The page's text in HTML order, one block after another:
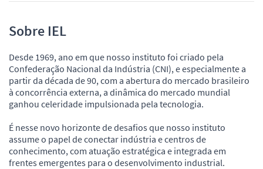
Sobre IEL
Desde 1969, ano em que nosso instituto foi criado pela
Confederação Nacional da Indústria (CNI), e especialmente a
partir da década de 90, com a abertura do mercado brasileiro
à concorrência externa, a dinâmica do mercado mundial
ganhou celeridade impulsionada pela tecnologia.
É nesse novo horizonte de desafios que nosso instituto
assume o papel de conectar indústria e centros de
conhecimento, com atuação estratégica e integrada em
frentes emergentes para o desenvolvimento industrial.